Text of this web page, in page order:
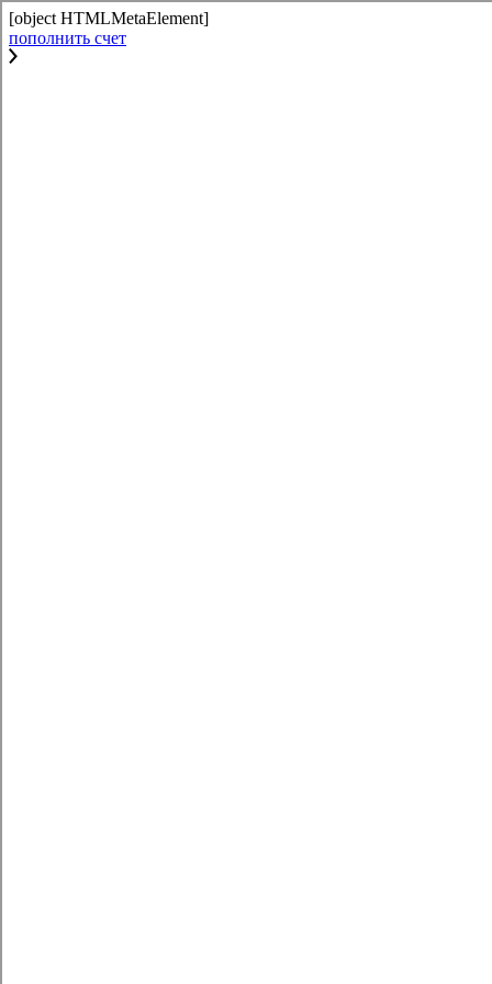
[object HTMLMetaElement]
пополнить счет